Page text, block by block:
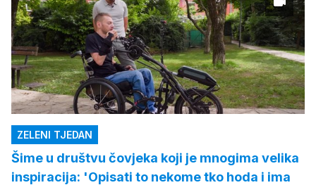
ZELENI TJEDAN
Šime u društvu čovjeka koji je mnogima velika
inspiracija: 'Opisati to nekome tko hoda i ima